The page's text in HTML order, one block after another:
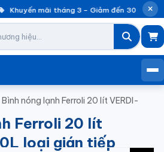
Khuyến mãi tháng 3 – Giảm đến 30%
Bình nóng lạnh Ferroli 20 lít VERDI-
Ferroli 20 lít
loại gián tiếp